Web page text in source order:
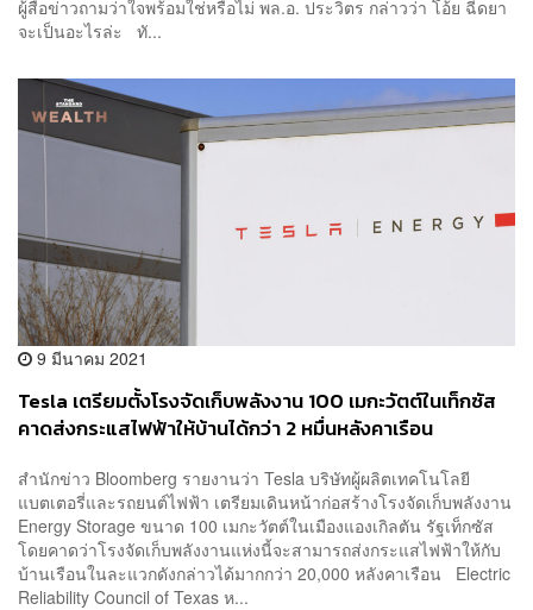
ผู้สื่อข่าวถามว่าใจพร้อมใช่หรือไม่ พล.อ. ประวิตร กล่าวว่า โอ้ย ฉีดยา
จะเป็นอะไรล่ะ ทั...
9 มีนาคม 2021
Tesla เตรียมตั้งโรงจัดเก็บพลังงาน 100 เมกะวัตต์ในเท็กซัส
คาดส่งกระแสไฟฟ้าให้บ้านได้กว่า 2 หมื่นหลังคาเรือน
สำนักข่าว Bloomberg รายงานว่า Tesla บริษัทผู้ผลิตเทคโนโลยี
แบตเตอรี่และรถยนต์ไฟฟ้า เตรียมเดินหน้าก่อสร้างโรงจัดเก็บพลังงาน
Energy Storage ขนาด 100 เมกะวัตต์ในเมืองแองเกิลตัน รัฐเท็กซัส
โดยคาดว่าโรงจัดเก็บพลังงานแห่งนี้จะสามารถส่งกระแสไฟฟ้าให้กับ
บ้านเรือนในละแวกดังกล่าวได้มากกว่า 20,000 หลังคาเรือน Electric
Reliability Council of Texas ห...